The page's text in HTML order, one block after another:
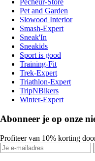
Pecheur-Store
Pet and Garden
Slowood Interior
Smash-Expert
Sneak'In
Sneakids
Sport is good
Training-Fit
Trek-Expert
Triathlon-Expert
TripNBikers
Winter-Expert
Abonneer je op onze
Profiteer van 10% korting